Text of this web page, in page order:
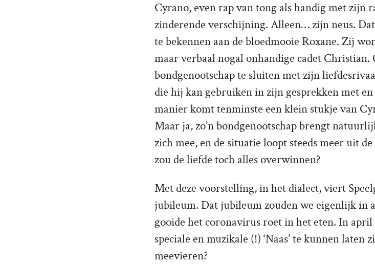
Cyrano, even rap van tong als handig met zijn
zinderende verschijning. Alleen… zijn neus.
te bekennen aan de bloedmooie Roxane. Zij
maar verbaal nogal onhandige cadet Christian.
bondgenootschap te sluiten met zijn
die hij kan gebruiken in zijn gesprekken met
manier komt tenminste een klein stukje van
Maar ja, zo’n bondgenootschap brengt
zich mee, en de situatie loopt steeds meer uit
zou de liefde toch alles overwinnen?
Met deze voorstelling, in het dialect, viert
jubileum. Dat jubileum zouden we eigenlijk in
gooide het coronavirus roet in het eten. In
speciale en muzikale (!) ‘Naas’ te kunnen
meevieren?